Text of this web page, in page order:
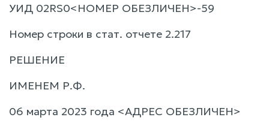
УИД 02RS0<НОМЕР ОБЕЗЛИЧЕН>-59
Номер строки в стат. отчете 2.217
РЕШЕНИЕ
ИМЕНЕМ Р.Ф.
06 марта 2023 года <АДРЕС ОБЕЗЛИЧЕН>